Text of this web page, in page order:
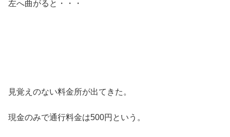
左へ曲がると・・・
見覚えのない料金所が出てきた。
現金のみで通行料金は500円という。